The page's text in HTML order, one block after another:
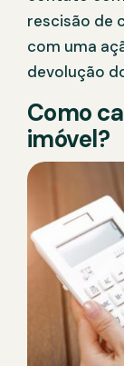
rescisão de
com uma
devolução
Como
imóvel?